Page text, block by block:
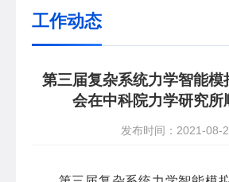
工作动态
第三届复杂系统力学智能模
会在中科院力学研究所
发布时间：2021-08-